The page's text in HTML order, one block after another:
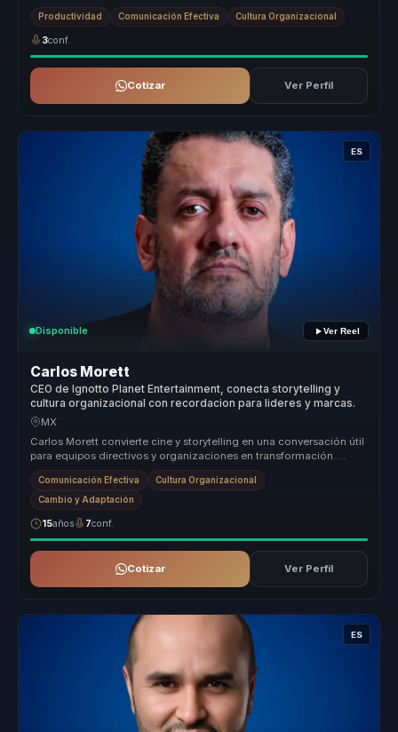
desalin...
Productividad Comunicación Efectiva Cultura Organizacional
3conf.
Cotizar Ver Perfil
ES
Disponible Ver Reel
Carlos Morett
CEO de Ignotto Planet Entertainment, conecta storytelling y
cultura organizacional con recordacion para lideres y marcas.
MX
Carlos Morett convierte cine y storytelling en una conversación útil
para equipos directivos y organizaciones en transformación.
Funciona...
Comunicación Efectiva Cultura Organizacional
Cambio y Adaptación
15años 7conf.
Cotizar Ver Perfil
ES